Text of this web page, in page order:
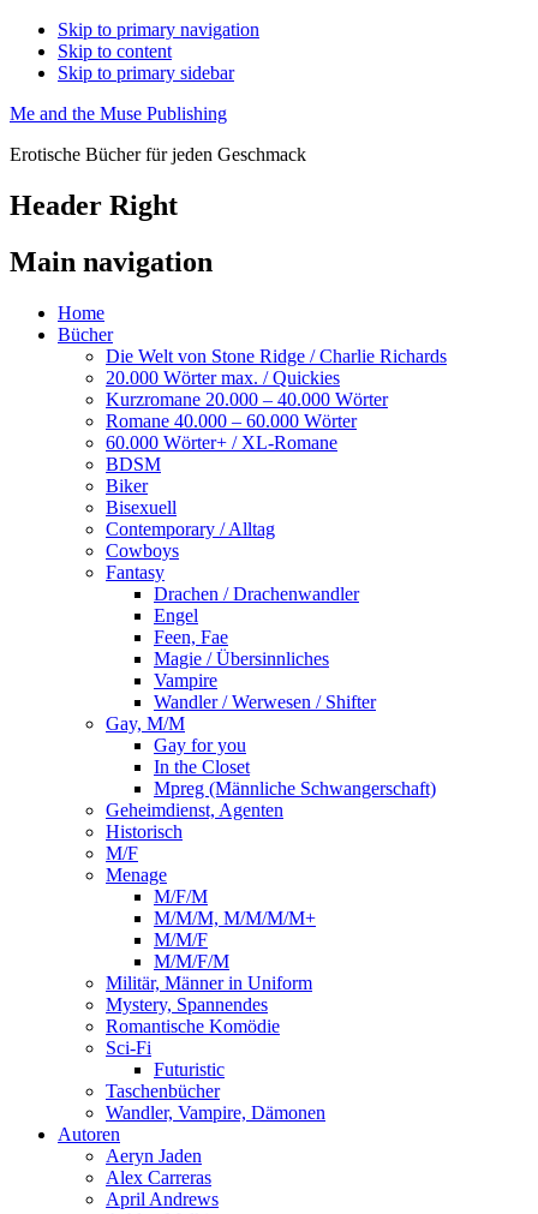
Skip to primary navigation
Skip to content
Skip to primary sidebar
Me and the Muse Publishing
Erotische Bücher für jeden Geschmack
Header Right
Main navigation
Home
Bücher
Die Welt von Stone Ridge / Charlie Richards
20.000 Wörter max. / Quickies
Kurzromane 20.000 – 40.000 Wörter
Romane 40.000 – 60.000 Wörter
60.000 Wörter+ / XL-Romane
BDSM
Biker
Bisexuell
Contemporary / Alltag
Cowboys
Fantasy
Drachen / Drachenwandler
Engel
Feen, Fae
Magie / Übersinnliches
Vampire
Wandler / Werwesen / Shifter
Gay, M/M
Gay for you
In the Closet
Mpreg (Männliche Schwangerschaft)
Geheimdienst, Agenten
Historisch
M/F
Menage
M/F/M
M/M/M, M/M/M/M+
M/M/F
M/M/F/M
Militär, Männer in Uniform
Mystery, Spannendes
Romantische Komödie
Sci-Fi
Futuristic
Taschenbücher
Wandler, Vampire, Dämonen
Autoren
Aeryn Jaden
Alex Carreras
April Andrews